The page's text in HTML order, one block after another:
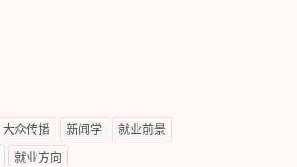
大众传播 新闻学 就业前景
就业方向